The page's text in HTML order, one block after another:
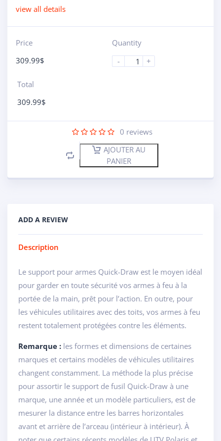
view all details
Price
309.99$
Quantity
-
+
Total
309.99$
0 reviews
AJOUTER AU
PANIER
ADD A REVIEW
Description
Le support pour armes Quick-Draw est le moyen idéal
pour garder en toute sécurité vos armes à feu à la
portée de la main, prêt pour l’action. En outre, pour
les véhicules utilitaires avec des toits, vos armes à feu
restent totalement protégées contre les éléments.
Remarque : les formes et dimensions de certaines
marques et certains modèles de véhicules utilitaires
changent constamment. La méthode la plus précise
pour assortir le support de fusil Quick-Draw à une
marque, une année et un modèle particuliers, est de
mesurer la distance entre les barres horizontales
avant et arrière de l’arceau (intérieur à intérieur). À